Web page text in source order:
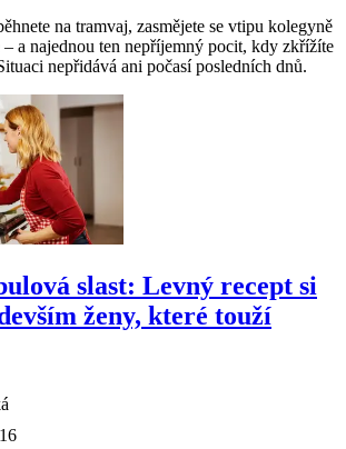
na tramvaj, zasmějete se vtipu kolegyně
– a najednou ten nepříjemný pocit, kdy zkřížíte
nepřidává ani počasí posledních dnů.
slast: Levný recept si
ženy, které touží